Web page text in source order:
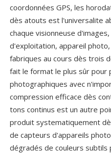
coordonnées GPS, les
dès atouts est l'universalite
chaque visionneuse
d'exploitation, appareil
fabriques au cours dès trois
fait le format le plus sûr pour
photographiques avec
compression efficace dès
tons continus est un autre
produit systematiquement
de capteurs d'appareils
dégradés de couleurs subtils